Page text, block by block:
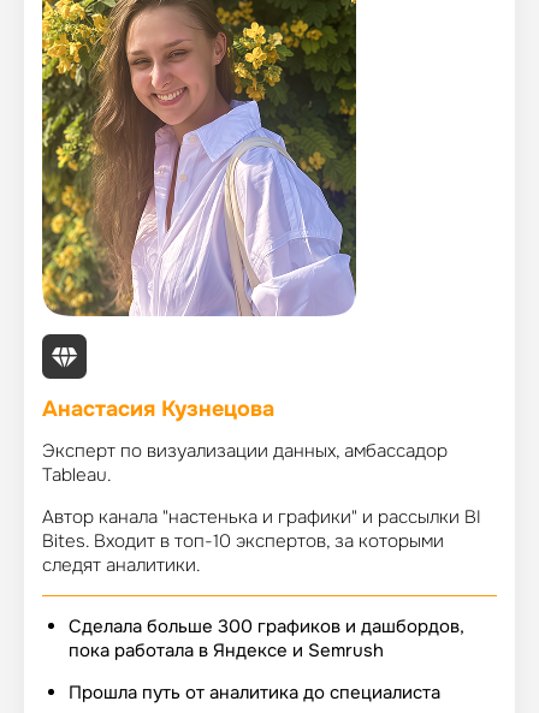
Анастасия Кузнецова
Эксперт по визуализации данных, амбассадор
Tableau.
Автор канала "настенька и графики" и рассылки BI
Bites. Входит в топ-10 экспертов, за которыми
следят аналитики.
Сделала больше 300 графиков и дашбордов,
пока работала в Яндексе и Semrush
Прошла путь от аналитика до специалиста